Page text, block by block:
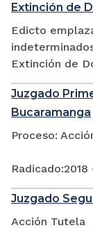
Extinción de
Edicto
Extinción de
Juzgado
Bucaramanga
Proceso:
Radicado:2018
Juzgado
Acción Tutela